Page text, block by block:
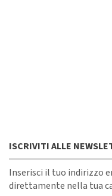
ISCRIVITI ALLE
Inserisci il tuo indirizzo
direttamente nella tua